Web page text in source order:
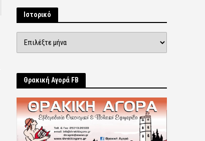
Ιστορικό
Θρακική Αγορά FB